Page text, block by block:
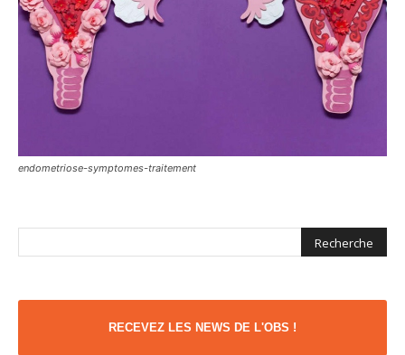
endometriose-symptomes-traitement
RECEVEZ LES NEWS DE L'OBS !